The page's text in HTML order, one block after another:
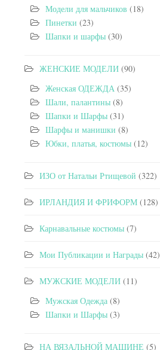
Модели для мальчиков (18)
Пинетки (23)
Шапки и шарфы (30)
ЖЕНСКИЕ МОДЕЛИ (90)
Женская ОДЕЖДА (35)
Шали, палантины (8)
Шапки и Шарфы (31)
Шарфы и манишки (8)
Юбки, платья, костюмы (12)
ИЗО от Натальи Ртищевой (322)
ИРЛАНДИЯ И ФРИФОРМ (128)
Карнавальные костюмы (7)
Мои Публикации и Награды (42)
МУЖСКИЕ МОДЕЛИ (11)
Мужская Одежда (8)
Шапки и Шарфы (3)
НА ВЯЗАЛЬНОЙ МАШИНЕ (5)